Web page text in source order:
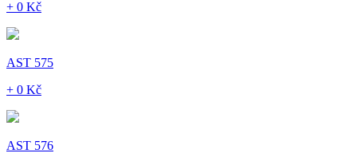
+ 0 Kč
AST 575
+ 0 Kč
AST 576